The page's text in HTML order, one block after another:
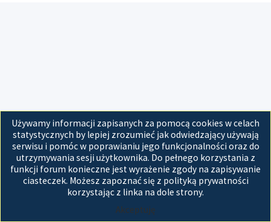
Używamy informacji zapisanych za pomocą cookies w celach
statystycznych by lepiej zrozumieć jak odwiedzający używają
serwisu i pomóc w poprawianiu jego funkcjonalności oraz do
utrzymywania sesji użytkownika. Do pełnego korzystania z
funkcji forum konieczne jest wyrażenie zgody na zapisywanie
ciasteczek. Możesz zapoznać się z polityką prywatności
korzystając z linka na dole strony.
Akceptuję